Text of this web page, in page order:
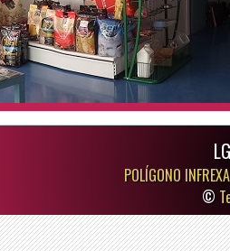
POLÍGONO
©